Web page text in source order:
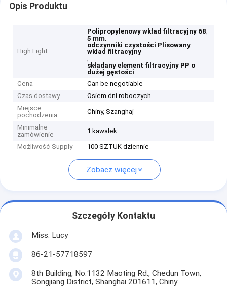
Opis Produktu
High Light
Polipropylenowy wkład filtracyjny 68,
5 mm,
odczynniki czystości Plisowany
wkład filtracyjny
,
składany element filtracyjny PP o
dużej gęstości
Cena
Can be negotiable
Czas dostawy
Osiem dni roboczych
Miejsce
pochodzenia
Chiny, Szanghaj
Minimalne
zamówienie
1 kawałek
Możliwość Supply 100 SZTUK dziennie
Zobacz więcej
Szczegóły Kontaktu
Miss. Lucy
86-21-57718597
8th Building, No.1132 Maoting Rd., Chedun Town,
Songjiang District, Shanghai 201611, Chiny